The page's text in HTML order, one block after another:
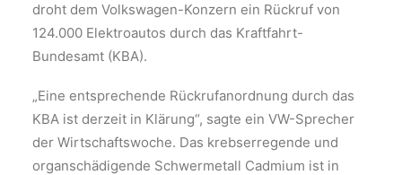
droht dem Volkswagen-Konzern ein Rückruf von
124.000 Elektroautos durch das Kraftfahrt-
Bundesamt (KBA).
„Eine entsprechende Rückrufanordnung durch das
KBA ist derzeit in Klärung“, sagte ein VW-Sprecher
der Wirtschaftswoche. Das krebserregende und
organschädigende Schwermetall Cadmium ist in